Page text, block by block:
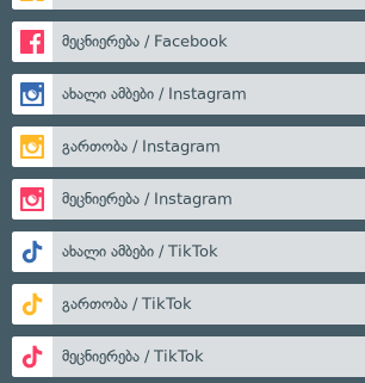
მეცნიერება / Facebook
ახალი ამბები / Instagram
გართობა / Instagram
მეცნიერება / Instagram
ახალი ამბები / TikTok
გართობა / TikTok
მეცნიერება / TikTok